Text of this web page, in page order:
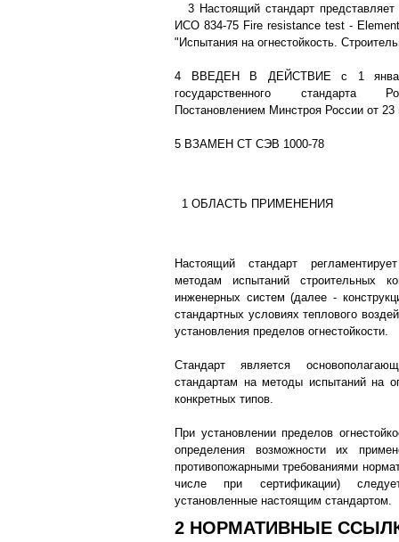
3 Настоящий стандарт представляет
ИСО 834-75 Fire resistance test -
"Испытания на огнестойкость.
4 ВВЕДЕН В ДЕЙСТВИЕ с 1
государственного стандарта
Постановлением Минстроя России от 23
5 ВЗАМЕН СТ СЭВ 1000-78
1 ОБЛАСТЬ ПРИМЕНЕНИЯ
Настоящий стандарт
методам испытаний строительных
инженерных систем (далее -
стандартных условиях теплового
установления пределов огнестойкости.
Стандарт является
стандартам на методы испытаний на
конкретных типов.
При установлении пределов
определения возможности их
противопожарными требованиями
числе при сертификации)
установленные настоящим стандартом.
2 НОРМАТИВНЫЕ